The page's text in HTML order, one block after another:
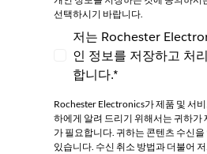
선택하시기 바랍니다.
저는 Rochester
저는 Rochester
인 정보를 저장하고 처
합니다.*
Rochester Electronics가 제품 및 서
하에게 알려 드리기 위해서는 귀하가
가 필요합니다. 귀하는 콘텐츠 수신
있습니다. 수신 취소 방법과 더불어